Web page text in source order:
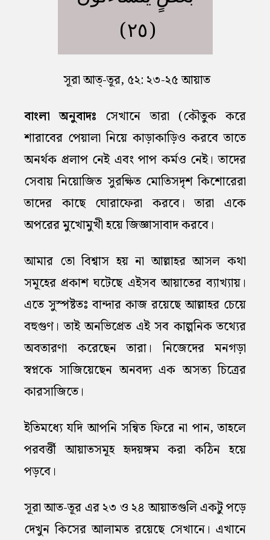
(٢٥)
সূরা আত্‌-তূর, ৫২: ২৩-২৫ আয়াত
বাংলা অনুবাদঃ সেখানে তারা (কৌতুক করে
শারাবের পেয়ালা নিয়ে কাড়াকাড়িও করবে তাতে
অনর্থক প্রলাপ নেই এবং পাপ কর্মও নেই। তাদের
সেবায় নিয়োজিত সুরক্ষিত মোতিসদৃশ কিশোরেরা
তাদের কাছে ঘোরাফেরা করবে। তারা একে
অপরের মুখোমুখী হয়ে জিজ্ঞাসাবাদ করবে।
আমার তো বিশ্বাস হয় না আল্লাহর আসল কথা
সমূহের প্রকাশ ঘটেছে এইসব আয়াতের ব্যাখ্যায়।
এতে সুস্পষ্টতঃ বান্দার কাজ রয়েছে আল্লাহর চেয়ে
বহুগুণ। তাই অনভিপ্রেত এই সব কাল্পনিক তথ্যের
অবতারণা করেছেন তারা। নিজেদের মনগড়া
স্বপ্নকে সাজিয়েছেন অনবদ্য এক অসত্য চিত্রের
কারসাজিতে।
ইতিমধ্যে যদি আপনি সন্বিত ফিরে না পান, তাহলে
পরবর্ত্তী আয়াতসমূহ হৃদয়ঙ্গম করা কঠিন হয়ে
পড়বে।
সূরা আত-তূর এর ২৩ ও ২৪ আয়াতগুলি একটু পড়ে
দেখুন কিসের আলামত রয়েছে সেখানে। এখানে